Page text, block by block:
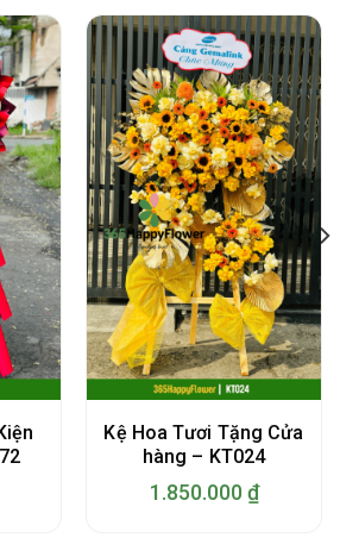
Kệ Hoa Tươi Tặng Cửa
hàng – KT024
1.850.000 ₫